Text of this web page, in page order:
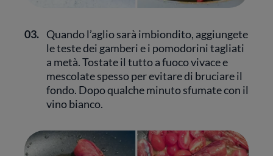
03. Quando l’aglio sarà imbiondito, aggiungete
le teste dei gamberi e i pomodorini tagliati
a metà. Tostate il tutto a fuoco vivace e
mescolate spesso per evitare di bruciare il
fondo. Dopo qualche minuto sfumate con il
vino bianco.